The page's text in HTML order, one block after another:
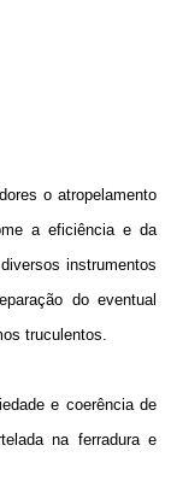
o atropelamento
a eficiência e da
instrumentos
do eventual
truculentos.
e coerência de
na ferradura e